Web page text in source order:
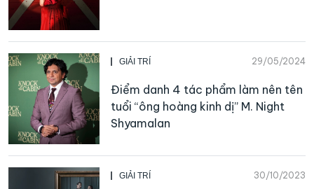
GIẢI TRÍ 29/05/2024
Điểm danh 4 tác phẩm làm nên tên
tuổi “ông hoàng kinh dị” M. Night
Shyamalan
GIẢI TRÍ 30/10/2023